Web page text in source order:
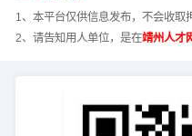
1、本平台仅供信息发布，不会收取
2、请告知用人单位，是在靖州人才